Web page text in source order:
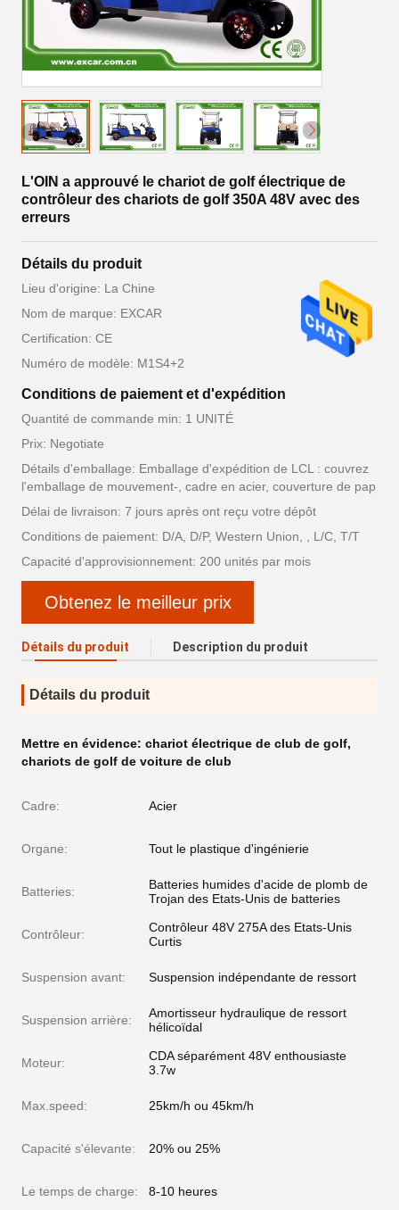
L'OIN a approuvé le chariot de golf électrique de
contrôleur des chariots de golf 350A 48V avec des
erreurs
Détails du produit
Lieu d'origine: La Chine
Nom de marque: EXCAR
Certification: CE
Numéro de modèle: M1S4+2
Conditions de paiement et d'expédition
Quantité de commande min: 1 UNITÉ
Prix: Negotiate
Détails d'emballage: Emballage d'expédition de LCL : couvrez
l'emballage de mouvement-, cadre en acier, couverture de pap
Délai de livraison: 7 jours après ont reçu votre dépôt
Conditions de paiement: D/A, D/P, Western Union, , L/C, T/T
Capacité d'approvisionnement: 200 unités par mois
Obtenez le meilleur prix
Détails du produit Description du produit
Détails du produit
Mettre en évidence: chariot électrique de club de golf,
chariots de golf de voiture de club
Cadre: Acier
Organe: Tout le plastique d'ingénierie
Batteries:
Batteries humides d'acide de plomb de
Trojan des Etats-Unis de batteries
Contrôleur:
Contrôleur 48V 275A des Etats-Unis
Curtis
Suspension avant: Suspension indépendante de ressort
Suspension arrière:
Amortisseur hydraulique de ressort
hélicoïdal
Moteur:
CDA séparément 48V enthousiaste
3.7w
Max.speed: 25km/h ou 45km/h
Capacité s'élevante: 20% ou 25%
Le temps de charge: 8-10 heures